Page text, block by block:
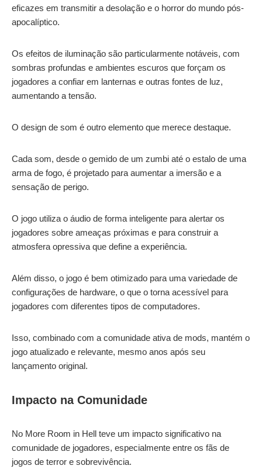
eficazes em transmitir a desolação e o horror do mundo pós-
apocalíptico.
Os efeitos de iluminação são particularmente notáveis, com
sombras profundas e ambientes escuros que forçam os
jogadores a confiar em lanternas e outras fontes de luz,
aumentando a tensão.
O design de som é outro elemento que merece destaque.
Cada som, desde o gemido de um zumbi até o estalo de uma
arma de fogo, é projetado para aumentar a imersão e a
sensação de perigo.
O jogo utiliza o áudio de forma inteligente para alertar os
jogadores sobre ameaças próximas e para construir a
atmosfera opressiva que define a experiência.
Além disso, o jogo é bem otimizado para uma variedade de
configurações de hardware, o que o torna acessível para
jogadores com diferentes tipos de computadores.
Isso, combinado com a comunidade ativa de mods, mantém o
jogo atualizado e relevante, mesmo anos após seu
lançamento original.
Impacto na Comunidade
No More Room in Hell teve um impacto significativo na
comunidade de jogadores, especialmente entre os fãs de
jogos de terror e sobrevivência.